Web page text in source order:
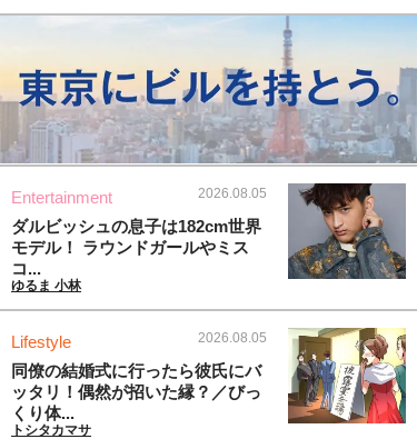
Entertainment 2026.08.05
ダルビッシュの息子は182cm世界
モデル！ ラウンドガールやミス
コ...
ゆるま 小林
Lifestyle 2026.08.05
同僚の結婚式に行ったら彼氏にバ
ッタリ！偶然が招いた縁？／びっ
くり体...
トシタカマサ